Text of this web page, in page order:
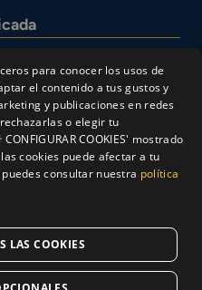
Cookies
para conocer los usos de
el contenido a tus gustos y
y publicaciones en redes
o elegir tu
CONFIGURAR COOKIES' mostrado
cookies puede afectar a tu
consultar nuestra política
LAS COOKIES